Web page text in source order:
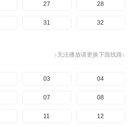
27 28
31 32
43 44
47 48
51 52
↓无法播放请更换下面线路↓
03 04
07 08
11 12